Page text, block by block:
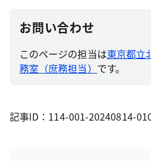
お問い合わせ
このページの担当は東京都立
務室（庶務担当） です。
記事ID：114-001-20240814-